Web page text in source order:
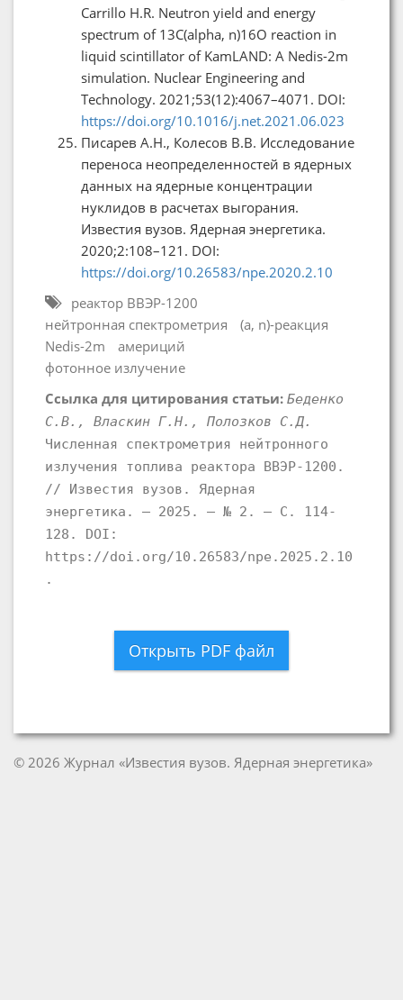
Carrillo H.R. Neutron yield and energy
spectrum of 13C(alpha, n)16O reaction in
liquid scintillator of KamLAND: A Nedis-2m
simulation. Nuclear Engineering and
Technology. 2021;53(12):4067–4071. DOI:
https://doi.org/10.1016/j.net.2021.06.023
Писарев А.Н., Колесов В.В. Исследование
переноса неопределенностей в ядерных
данных на ядерные концентрации
нуклидов в расчетах выгорания.
Известия вузов. Ядерная энергетика.
2020;2:108–121. DOI:
https://doi.org/10.26583/npe.2020.2.10
реактор ВВЭР-1200
нейтронная спектрометрия
(a, n)-реакция
Nedis-2m
америций
фотонное излучение
Ссылка для цитирования статьи: Беденко
С.В., Власкин Г.Н., Полозков С.Д.
Численная спектрометрия нейтронного
излучения топлива реактора ВВЭР-1200.
// Известия вузов. Ядерная
энергетика. – 2025. – № 2. – С. 114-
128. DOI:
https://doi.org/10.26583/npe.2025.2.10
.
Открыть PDF файл
© 2026 Журнал «Известия вузов. Ядерная энергетика»